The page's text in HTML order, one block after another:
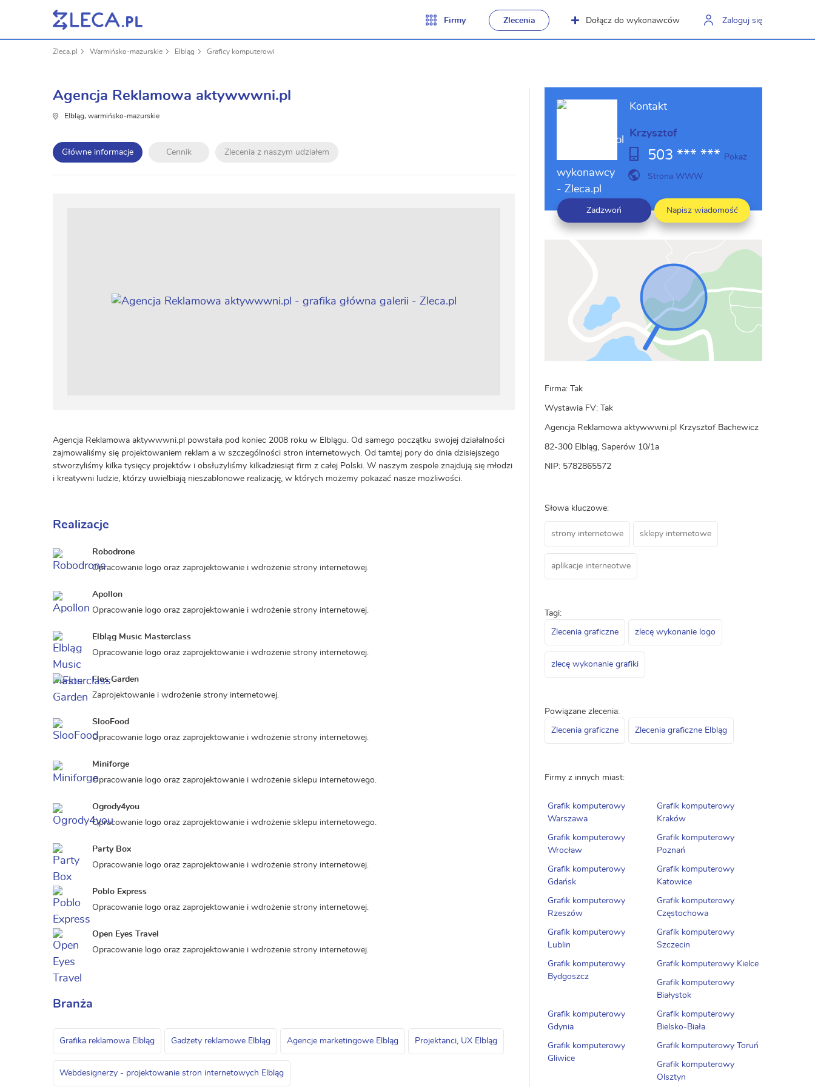
Firmy Zlecenia Dołącz do wykonawców Zaloguj się
Zleca.pl Warmińsko-mazurskie Elbląg Graficy komputerowi
Agencja Reklamowa aktywwwni.pl
Elbląg, warmińsko-mazurskie
Główne informacje Cennik Zlecenia z naszym udziałem
Agencja Reklamowa aktywwwni.pl powstała pod koniec 2008 roku w Elblągu. Od samego początku swojej działalności
zajmowaliśmy się projektowaniem reklam a w szczególności stron internetowych. Od tamtej pory do dnia dzisiejszego
stworzyliśmy kilka tysięcy projektów i obsłużyliśmy kilkadziesiąt firm z całej Polski. W naszym zespole znajdują się młodzi
i kreatywni ludzie, którzy uwielbiają nieszablonowe realizację, w których możemy pokazać nasze możliwości.
Realizacje
Robodrone
Opracowanie logo oraz zaprojektowanie i wdrożenie strony internetowej.
Apollon
Opracowanie logo oraz zaprojektowanie i wdrożenie strony internetowej.
Elbląg Music Masterclass
Opracowanie logo oraz zaprojektowanie i wdrożenie strony internetowej.
Flos Garden
Zaprojektowanie i wdrożenie strony internetowej.
SlooFood
Opracowanie logo oraz zaprojektowanie i wdrożenie strony internetowej.
Miniforge
Opracowanie logo oraz zaprojektowanie i wdrożenie sklepu internetowego.
Ogrody4you
Opracowanie logo oraz zaprojektowanie i wdrożenie sklepu internetowego.
Party Box
Opracowanie logo oraz zaprojektowanie i wdrożenie strony internetowej.
Poblo Express
Opracowanie logo oraz zaprojektowanie i wdrożenie strony internetowej.
Open Eyes Travel
Opracowanie logo oraz zaprojektowanie i wdrożenie strony internetowej.
Branża
Grafika reklamowa Elbląg Gadżety reklamowe Elbląg Agencje marketingowe Elbląg Projektanci, UX Elbląg
Webdesignerzy - projektowanie stron internetowych Elbląg
Kontakt
Krzysztof
503 *** *** Pokaż
Strona WWW
Zadzwoń Napisz wiadomość
Firma: Tak
Wystawia FV: Tak
Agencja Reklamowa aktywwwni.pl Krzysztof Bachewicz
82-300 Elbląg, Saperów 10/1a
NIP: 5782865572
Słowa kluczowe:
strony internetowe sklepy internetowe
aplikacje interneotwe
Tagi:
Zlecenia graficzne zlecę wykonanie logo
zlecę wykonanie grafiki
Powiązane zlecenia:
Zlecenia graficzne Zlecenia graficzne Elbląg
Firmy z innych miast:
Grafik komputerowy
Warszawa
Grafik komputerowy
Kraków
Grafik komputerowy
Wrocław
Grafik komputerowy
Poznań
Grafik komputerowy
Gdańsk
Grafik komputerowy
Katowice
Grafik komputerowy
Rzeszów
Grafik komputerowy
Częstochowa
Grafik komputerowy
Lublin
Grafik komputerowy
Szczecin
Grafik komputerowy
Bydgoszcz
Grafik komputerowy Kielce
Grafik komputerowy
Białystok
Grafik komputerowy
Gdynia
Grafik komputerowy
Bielsko-Biała
Grafik komputerowy
Gliwice
Grafik komputerowy Toruń
Grafik komputerowy
Olsztyn